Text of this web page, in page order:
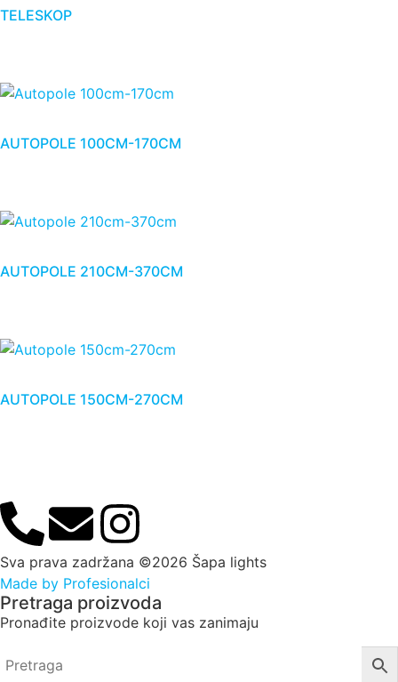
TELESKOP
AUTOPOLE 100CM-170CM
AUTOPOLE 210CM-370CM
AUTOPOLE 150CM-270CM
Sva prava zadržana ©2026 Šapa lights
Made by Profesionalci
Pretraga proizvoda
Pronađite proizvode koji vas zanimaju